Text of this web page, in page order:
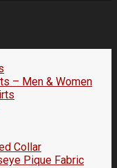
– Men & Women
Collar
Pique Fabric